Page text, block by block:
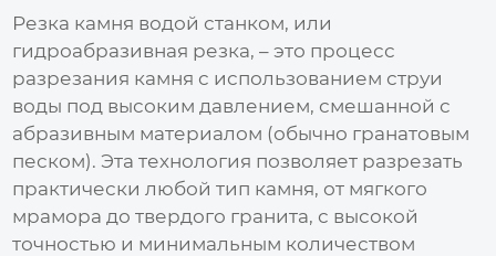
Резка камня водой станком, или
гидроабразивная резка, – это процесс
разрезания камня с использованием струи
воды под высоким давлением, смешанной с
абразивным материалом (обычно гранатовым
песком). Эта технология позволяет разрезать
практически любой тип камня, от мягкого
мрамора до твердого гранита, с высокой
точностью и минимальным количеством